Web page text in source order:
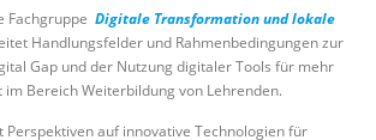
Fachgruppe Digitale Transformation und lokale
Handlungsfelder und Rahmenbedingungen zur
Gap und der Nutzung digitaler Tools für mehr
Bereich Weiterbildung von Lehrenden.
Perspektiven auf innovative Technologien für